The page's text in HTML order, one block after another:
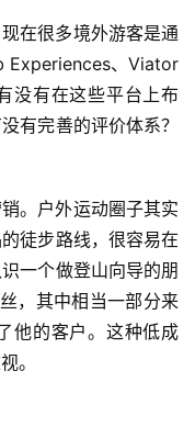
在很多境外游客是通
Experiences、Viator
没有在这些平台上布
有完善的评价体系？
。户外运动圈子其实
徒步路线，很容易在
一个做登山向导的朋
，其中相当一部分来
他的客户。这种低成
。